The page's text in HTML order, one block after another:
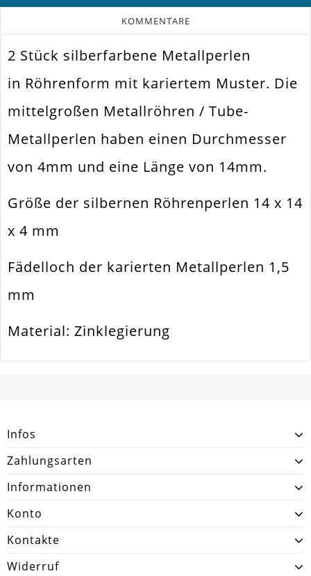
KOMMENTARE
Farbe Silber
Funktion Schmuckperle
Spezifikation Metallperle Spacer
Verwendung
Halsketten. Armbänder. Ohrringe.
14x14x4mm
Fädelloch /
1.5mm
Form / Motiv Zylinder. Tube
Ausführung
Menge 2 Stück
2 Stück silberfarbene Metallperlen
in Röhrenform mit kariertem Muster. Die
mittelgroßen Metallröhren / Tube-
Metallperlen haben einen Durchmesser
von 4mm und eine Länge von 14mm.
Größe der silbernen Röhrenperlen 14 x 14
x 4 mm
Fädelloch der karierten Metallperlen 1,5
mm
Material: Zinklegierung
Infos
Zahlungsarten
Informationen
Konto
Kontakte
Widerruf